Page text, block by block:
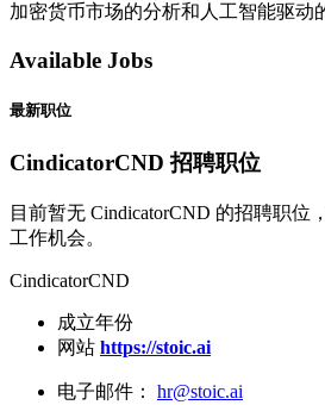
加密货币市场的分析和人工智能驱动
Available Jobs
最新职位
CindicatorCND 招聘职位
目前暂无 CindicatorCND 的招聘职位
工作机会。
CindicatorCND
成立年份
网站 https://stoic.ai
电子邮件： hr@stoic.ai